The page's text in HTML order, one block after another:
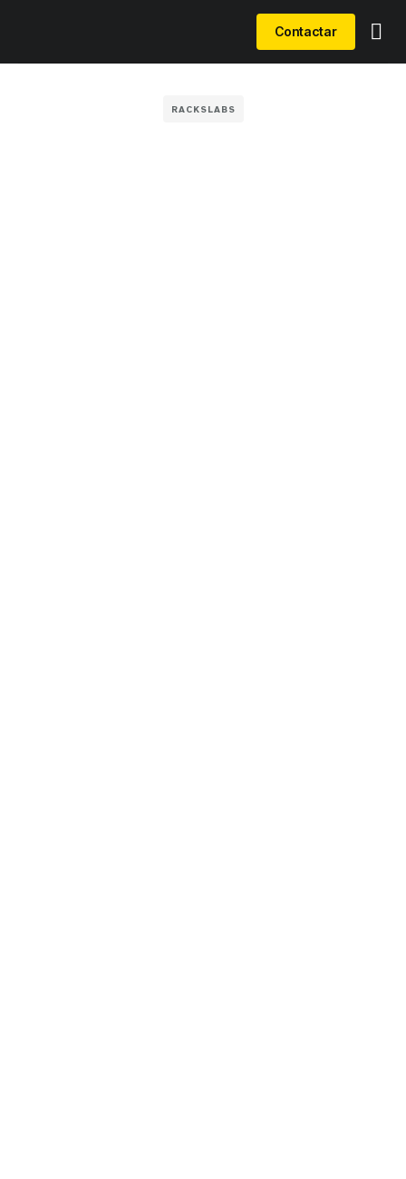
Contactar
RACKSLABS